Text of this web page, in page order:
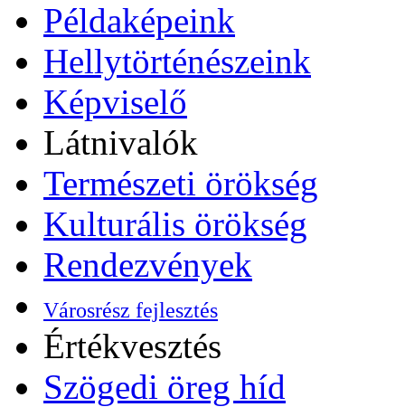
Példaképeink
Hellytörténészeink
Képviselő
Látnivalók
Természeti örökség
Kulturális örökség
Rendezvények
Városrész fejlesztés
Értékvesztés
Szögedi öreg híd